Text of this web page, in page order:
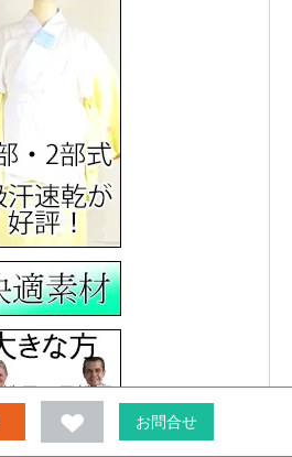
お問合せ
大きいサイズ